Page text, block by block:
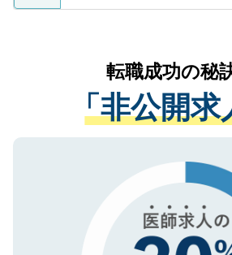
ているすべての個人デー
は、個人情報の取り扱いに
管理基準を満たした事業者
る、プライバシーマークを
で、機密保持に関してもご
かがいして、現在の医療機
経験をまじえながら、適切
させていただきます。すぐ
ない方には、長期的なサポ
ので、まずはご登録くださ
転職成功の秘
「非公開求